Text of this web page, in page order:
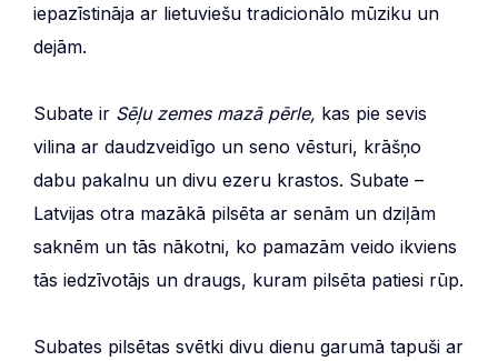
iepazīstināja ar lietuviešu tradicionālo mūziku un
dejām.
Subate ir Sēļu zemes mazā pērle, kas pie sevis
vilina ar daudzveidīgo un seno vēsturi, krāšņo
dabu pakalnu un divu ezeru krastos. Subate –
Latvijas otra mazākā pilsēta ar senām un dziļām
saknēm un tās nākotni, ko pamazām veido ikviens
tās iedzīvotājs un draugs, kuram pilsēta patiesi rūp.
Subates pilsētas svētki divu dienu garumā tapuši ar